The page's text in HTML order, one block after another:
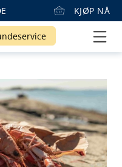
KJØP NÅ